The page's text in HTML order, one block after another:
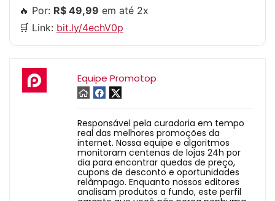
🔥 Por: R$ 49,99 em até 2x
🛒 Link: bit.ly/4echV0p
Equipe Promotop
Responsável pela curadoria em tempo
real das melhores promoções da
internet. Nossa equipe e algoritmos
monitoram centenas de lojas 24h por
dia para encontrar quedas de preço,
cupons de desconto e oportunidades
relâmpago. Enquanto nossos editores
analisam produtos a fundo, este perfil